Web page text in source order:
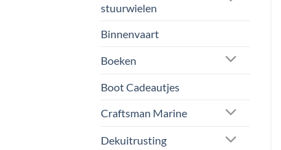
stuurwielen
Binnenvaart
Boeken
Boot Cadeautjes
Craftsman Marine
Dekuitrusting